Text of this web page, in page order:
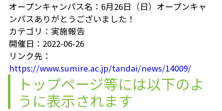
オープンキャンパス名：6月26日（日）オープンキャ
ンパスありがとうございました！
カテゴリ：実施報告
開催日：2022-06-26
リンク先：
https://www.sumire.ac.jp/tandai/news/14009/
トップページ等には以下のよ
うに表示されます